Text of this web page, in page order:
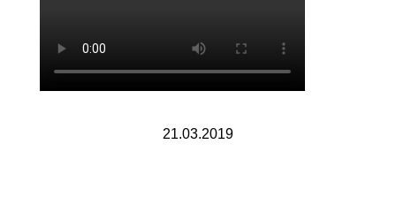
21.03.2019